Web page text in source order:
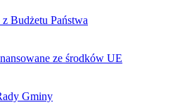
Budżetu Państwa
ze środków UE
Gminy